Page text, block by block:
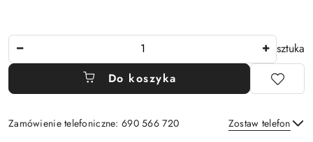
sztuka
Do koszyka
Zamówienie telefoniczne: 690 566 720 Zostaw telefon